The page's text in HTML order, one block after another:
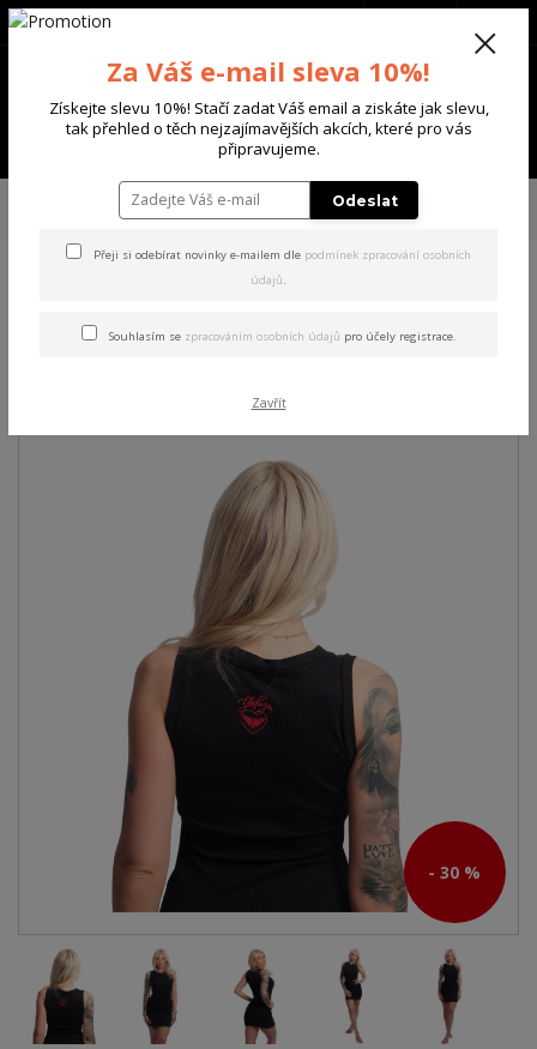
Menu
+420 702 136 620
ŠATY
Yakuza dámské šaty Moth Bodycon Dress black
Bodycon Dress black L
- 30 %
Za Váš e-mail sleva 10%!
Získejte slevu 10%! Stačí zadat Váš email a ziskáte jak slevu,
tak přehled o těch nejzajímavějších akcích, které pro vás
připravujeme.
Odeslat
Přeji si odebírat novinky e-mailem dle podmínek zpracování osobních
údajů.
Souhlasím se zpracováním osobních údajů pro účely registrace.
Zavřít